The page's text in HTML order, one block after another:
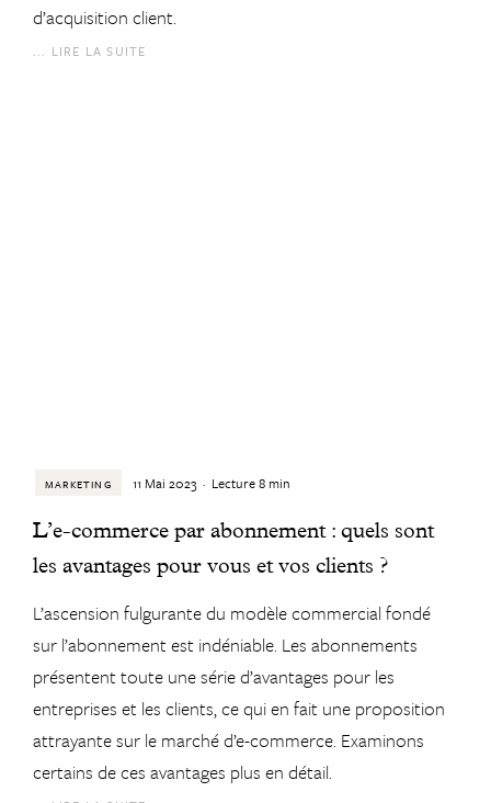
d’acquisition client.
... LIRE LA SUITE
MARKETING 11 Mai 2023 · Lecture8 min
L’e-commerce par abonnement : quels sont
les avantages pour vous et vos clients ?
L’ascension fulgurante du modèle commercial fondé
sur l’abonnement est indéniable. Les abonnements
présentent toute une série d’avantages pour les
entreprises et les clients, ce qui en fait une proposition
attrayante sur le marché d’e-commerce. Examinons
certains de ces avantages plus en détail.